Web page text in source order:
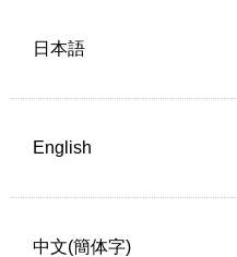
日本語
English
中文(簡体字)